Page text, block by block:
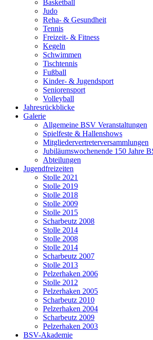
Basketball
Judo
Reha- & Gesundheit
Tennis
Freizeit- & Fitness
Kegeln
Schwimmen
Tischtennis
Fußball
Kinder- & Jugendsport
Seniorensport
Volleyball
Jahresrückblicke
Galerie
Allgemeine BSV Veranstaltungen
Spielfeste & Hallenshows
Mitgliedervertreterversammlungen
Jubiläumswochenende 150 Jahre
Abteilungen
Jugendfreizeiten
Stolle 2021
Stolle 2019
Stolle 2018
Stolle 2009
Stolle 2015
Scharbeutz 2008
Stolle 2014
Stolle 2008
Stolle 2014
Scharbeutz 2007
Stolle 2013
Pelzerhaken 2006
Stolle 2012
Pelzerhaken 2005
Scharbeutz 2010
Pelzerhaken 2004
Scharbeutz 2009
Pelzerhaken 2003
BSV-Akademie